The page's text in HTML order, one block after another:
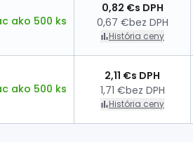
ako 500 ks 0,67 €bez DPH
0,82 €s DPH
História ceny
ako 500 ks 1,71 €bez DPH
2,11 €s DPH
História ceny